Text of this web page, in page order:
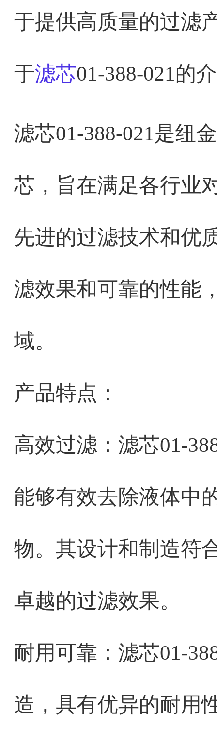
于提供高质量的过滤
于滤芯01-388-021的
滤芯01-388-021是纽
芯，旨在满足各行业
先进的过滤技术和优
滤效果和可靠的性能
域。
产品特点：
高效过滤：滤芯01-
能够有效去除液体中
物。其设计和制造符
卓越的过滤效果。
耐用可靠：滤芯01-
造，具有优异的耐用